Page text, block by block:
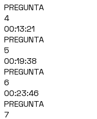
PREGUNTA
4
00:13:21
PREGUNTA
5
00:19:38
PREGUNTA
6
00:23:46
PREGUNTA
7